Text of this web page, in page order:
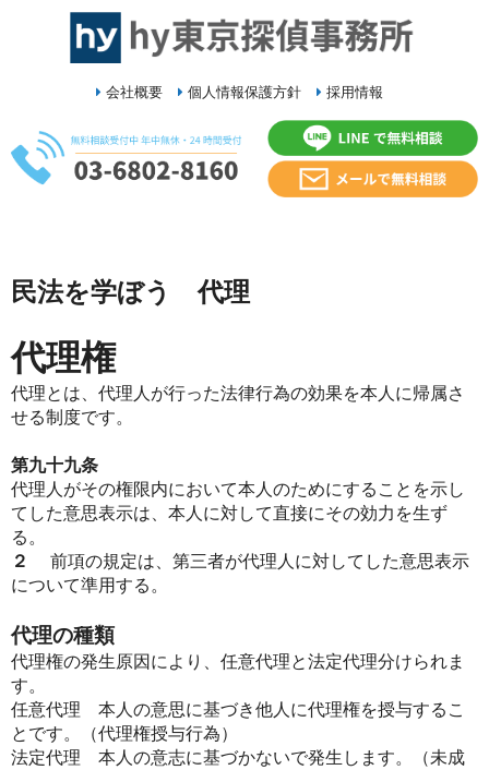
会社概要 個人情報保護方針 採用情報
民法を学ぼう 代理
代理権
代理とは、代理人が行った法律行為の効果を本人に帰属さ
せる制度です。
第九十九条
代理人がその権限内において本人のためにすることを示し
てした意思表示は、本人に対して直接にその効力を生ず
る。
２
前項の規定は、第三者が代理人に対してした意思表示
について準用する。
代理の種類
代理権の発生原因により、任意代理と法定代理分けられま
す。
任意代理 本人の意思に基づき他人に代理権を授与するこ
とです。（代理権授与行為）
法定代理 本人の意志に基づかないで発生します。（未成